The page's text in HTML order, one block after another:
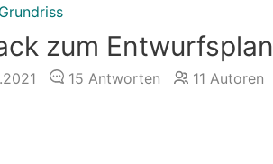
zum Entwurfsplan
15 Antworten 11 Autoren